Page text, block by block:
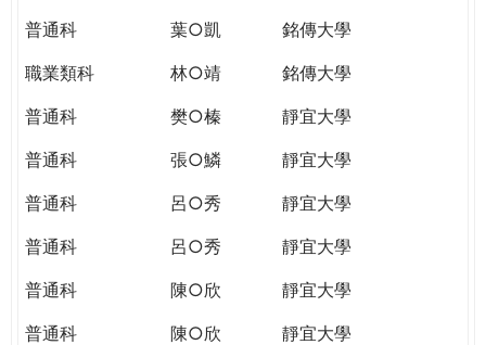
普通科
葉○凱
銘傳大學
職業類科
林○靖
銘傳大學
普通科
樊○榛
靜宜大學
普通科
張○鱗
靜宜大學
普通科
呂○秀
靜宜大學
普通科
呂○秀
靜宜大學
普通科
陳○欣
靜宜大學
普通科
陳○欣
靜宜大學